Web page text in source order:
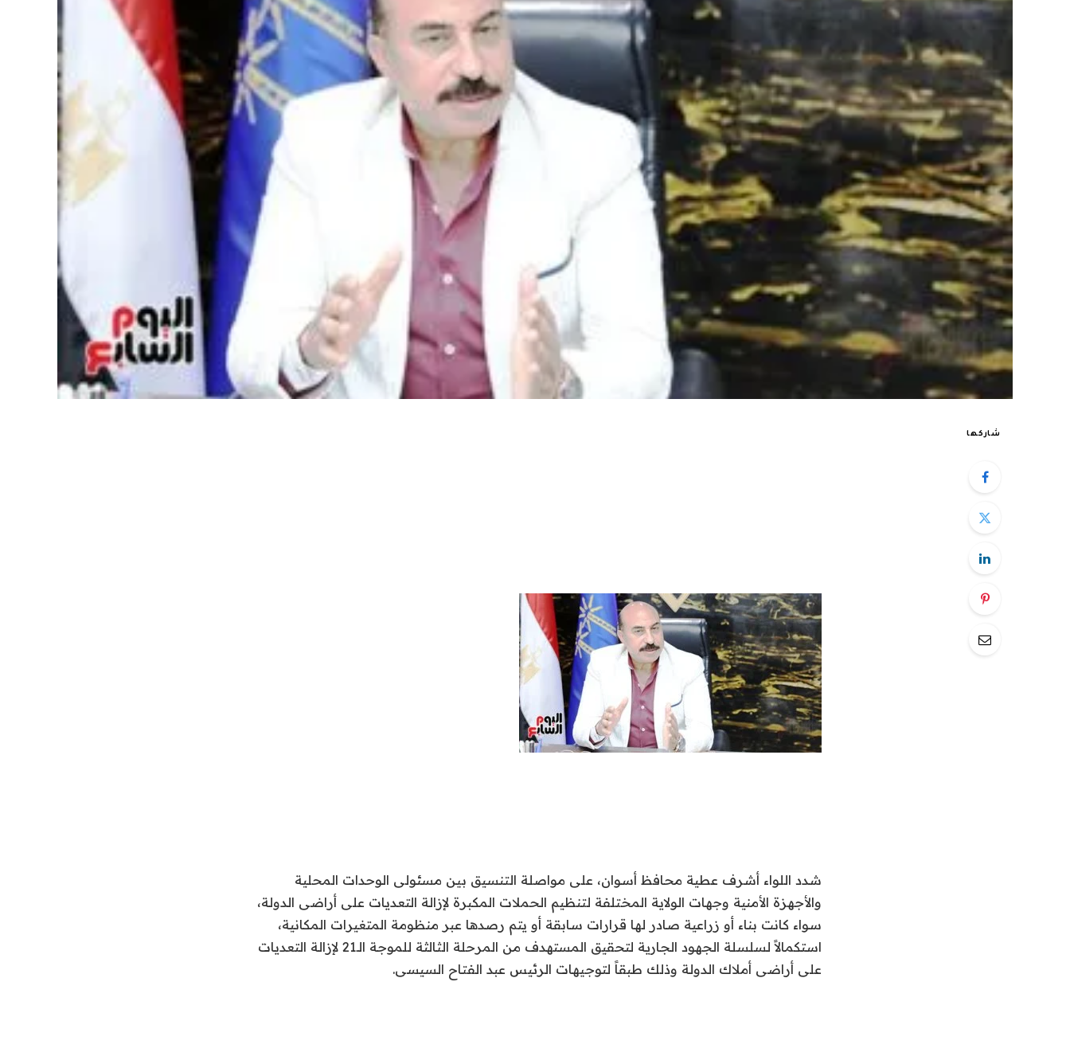
شاركها
شدد اللواء أشرف عطية محافظ أسوان، على مواصلة التنسيق بين مسئولى الوحدات المحلية
والأجهزة الأمنية وجهات الولاية المختلفة لتنظيم الحملات المكبرة لإزالة التعديات على أراضى الدولة،
سواء كانت بناء أو زراعية صادر لها قرارات سابقة أو يتم رصدها عبر منظومة المتغيرات المكانية،
استكمالاً لسلسلة الجهود الجارية لتحقيق المستهدف من المرحلة الثالثة للموجة الـ21 لإزالة التعديات
على أراضى أملاك الدولة وذلك طبقاً لتوجيهات الرئيس عبد الفتاح السيسى.